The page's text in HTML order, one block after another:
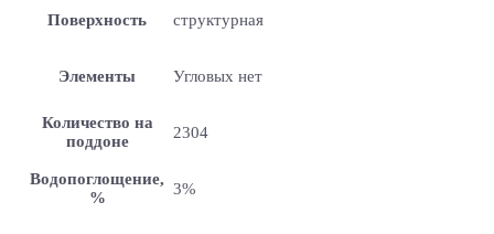
Поверхность структурная
Элементы Угловых нет
Количество на
поддоне
2304
Водопоглощение,
%
3%